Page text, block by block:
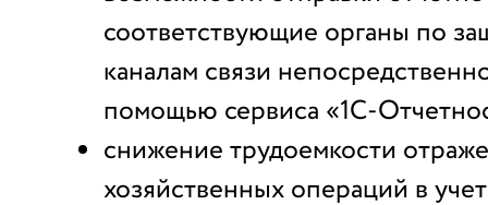
соответствующие органы по
каналам связи
помощью сервиса «1С-
снижение трудоемкости
хозяйственных операций в